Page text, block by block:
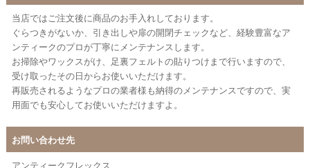
当店ではご注文後に商品のお手入れしております。
ぐらつきがないか、引き出しや扉の開閉チェックなど、経験豊富なア
ンティークのプロが丁寧にメンテナンスします。
お掃除やワックスがけ、足裏フェルトの貼りつけまで行いますので、
受け取ったその日からお使いいただけます。
再販売されるようなプロの業者様も納得のメンテナンスですので、実
用面でも安心してお使いいただけますよ。
お問い合わせ先
アンティークフレックス